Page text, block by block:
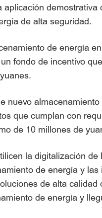
de alta seguridad.
de energía
fondo de incentivo
nuevo
que cumplan con
de 10 millones de
la digitalización
de energía y
de alta
de energía y